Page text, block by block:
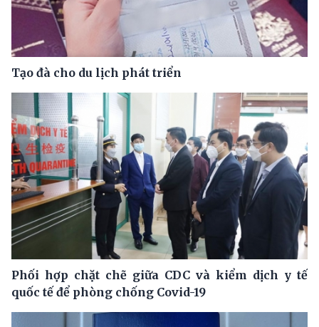
Tạo đà cho du lịch phát triển
Phối hợp chặt chẽ giữa CDC và kiểm dịch y tế
quốc tế để phòng chống Covid-19